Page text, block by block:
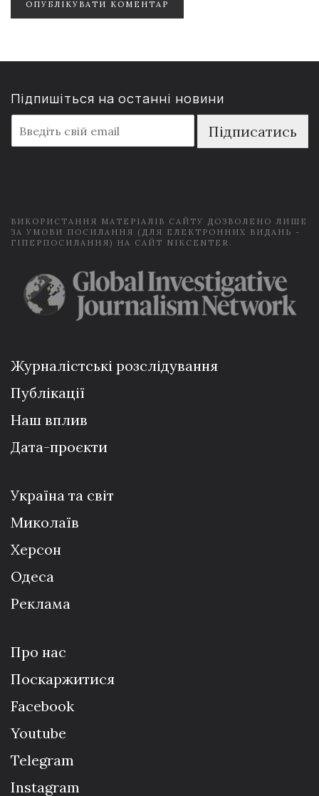
ОПУБЛІКУВАТИ КОМЕНТАР
Підпишіться на останні новини
m
a
Підписатись
ВИКОРИСТАННЯ МАТЕРІАЛІВ САЙТУ ДОЗВОЛЕНО ЛИШЕ
ЗА УМОВИ ПОСИЛАННЯ (ДЛЯ ЕЛЕКТРОННИХ ВИДАНЬ -
ГІПЕРПОСИЛАННЯ) НА САЙТ NIKCENTER.
Журналістські розслідування
Публікації
Наш вплив
Дата-проєкти
Україна та світ
Миколаїв
Херсон
Одеса
Реклама
Про нас
Поскаржитися
Facebook
Youtube
Telegram
Instagram